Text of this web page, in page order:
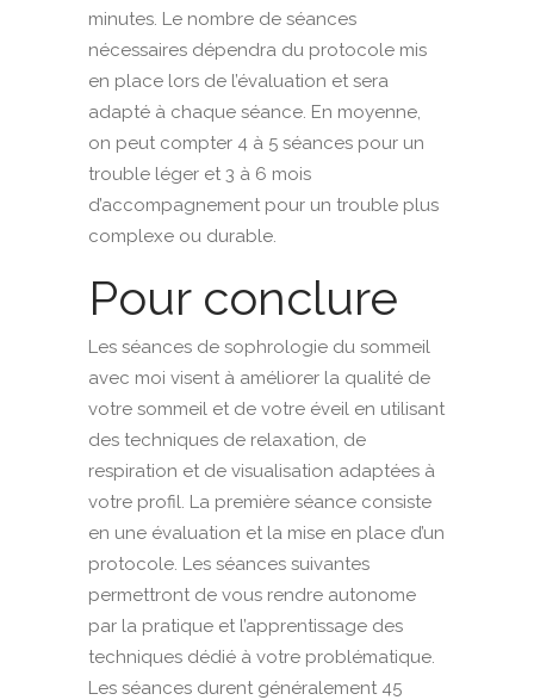
minutes. Le nombre de séances
nécessaires dépendra du protocole mis
en place lors de l’évaluation et sera
adapté à chaque séance. En moyenne,
on peut compter 4 à 5 séances pour un
trouble léger et 3 à 6 mois
d’accompagnement pour un trouble plus
complexe ou durable.
Pour conclure
Les séances de sophrologie du sommeil
avec moi visent à améliorer la qualité de
votre sommeil et de votre éveil en utilisant
des techniques de relaxation, de
respiration et de visualisation adaptées à
votre profil. La première séance consiste
en une évaluation et la mise en place d’un
protocole. Les séances suivantes
permettront de vous rendre autonome
par la pratique et l’apprentissage des
techniques dédié à votre problématique.
Les séances durent généralement 45